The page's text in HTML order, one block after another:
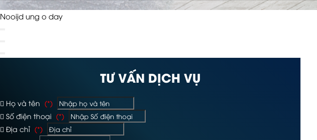
Nooijd ung o day
TƯ VẤN DỊCH VỤ
Họ và tên (*)
Số điện thoại (*)
Địa chỉ (*)